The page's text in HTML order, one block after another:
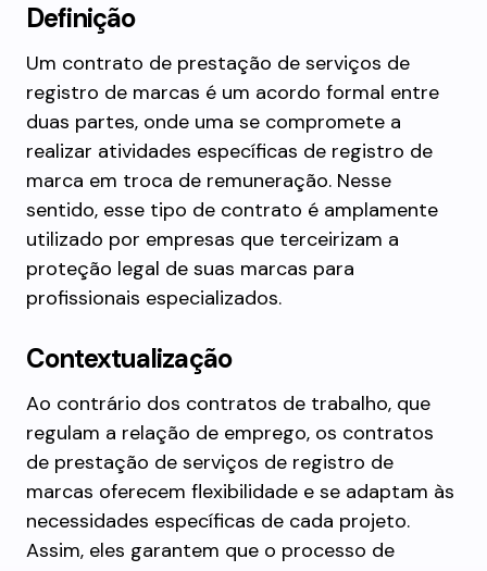
Definição
Um contrato de prestação de serviços de
registro de marcas é um acordo formal entre
duas partes, onde uma se compromete a
realizar atividades específicas de registro de
marca em troca de remuneração. Nesse
sentido, esse tipo de contrato é amplamente
utilizado por empresas que terceirizam a
proteção legal de suas marcas para
profissionais especializados.
Contextualização
Ao contrário dos contratos de trabalho, que
regulam a relação de emprego, os contratos
de prestação de serviços de registro de
marcas oferecem flexibilidade e se adaptam às
necessidades específicas de cada projeto.
Assim, eles garantem que o processo de